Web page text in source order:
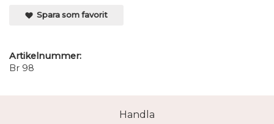
Spara som favorit
Artikelnummer:
Br 98
Handla